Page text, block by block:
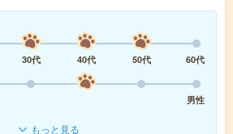
30代 40代 50代
60代
男性
もっと見る